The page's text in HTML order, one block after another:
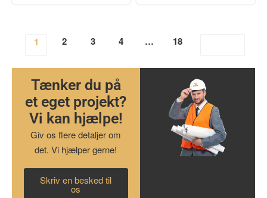
1 2 3 4 … 18
Tænker du på
et eget projekt?
Vi kan hjælpe!
Giv os flere detaljer om
det. Vi hjælper gerne!
Skriv en besked til
os